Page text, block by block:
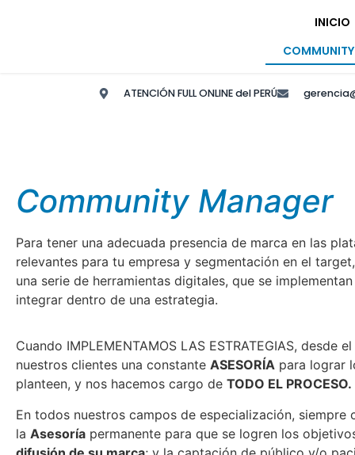
INICIO
ATENCIÓN FULL ONLINE del PERÚ
Community Manager
Para tener una adecuada presencia de marca en las
relevantes para tu empresa y segmentación en el
una serie de herramientas digitales, que se
integrar dentro de una estrategia.
Cuando IMPLEMENTAMOS LAS ESTRATEGIAS, desde
nuestros clientes una constante ASESORÍA para lograr
planteen, y nos hacemos cargo de TODO EL PROCESO.
En todos nuestros campos de especialización, siempre
la Asesoría permanente para que se logren los